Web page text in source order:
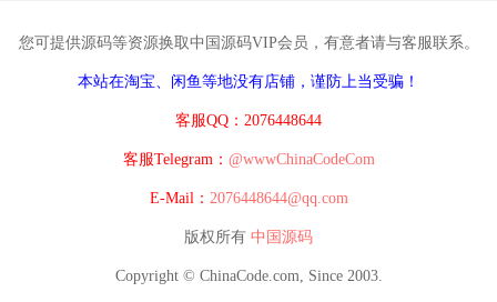
您可提供源码等资源换取中国源码VIP会员，有意者请与客服联系。
本站在淘宝、闲鱼等地没有店铺，谨防上当受骗！
客服QQ：2076448644
客服Telegram： @wwwChinaCodeCom
E-Mail： 2076448644@qq.com
版权所有 中国源码
Copyright © ChinaCode.com, Since 2003.